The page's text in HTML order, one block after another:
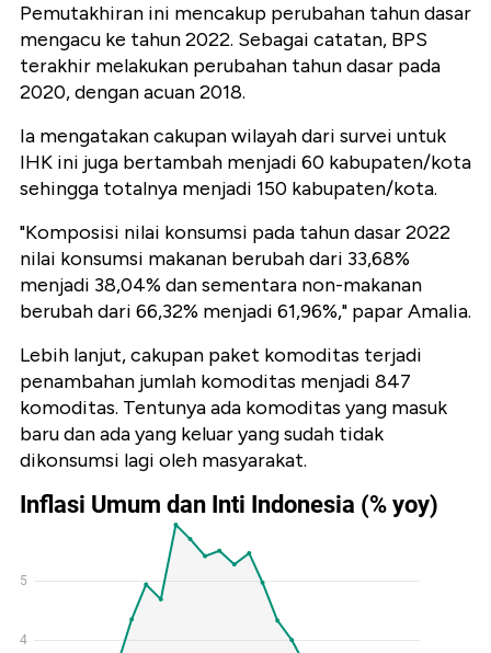
Pemutakhiran ini mencakup perubahan tahun dasar
mengacu ke tahun 2022. Sebagai catatan, BPS
terakhir melakukan perubahan tahun dasar pada
2020, dengan acuan 2018.
Ia mengatakan cakupan wilayah dari survei untuk
IHK ini juga bertambah menjadi 60 kabupaten/kota
sehingga totalnya menjadi 150 kabupaten/kota.
"Komposisi nilai konsumsi pada tahun dasar 2022
nilai konsumsi makanan berubah dari 33,68%
menjadi 38,04% dan sementara non-makanan
berubah dari 66,32% menjadi 61,96%," papar Amalia.
Lebih lanjut, cakupan paket komoditas terjadi
penambahan jumlah komoditas menjadi 847
komoditas. Tentunya ada komoditas yang masuk
baru dan ada yang keluar yang sudah tidak
dikonsumsi lagi oleh masyarakat.